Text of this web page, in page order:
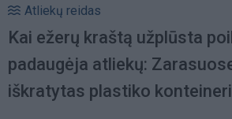
Atliekų reidas
Kai ežerų kraštą užplūsta
padaugėja atliekų:
iškratytas plastiko